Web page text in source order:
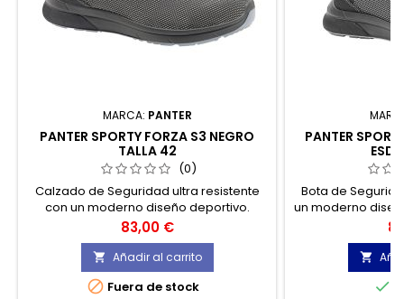
MARCA: PANTER
PANTER SPORTY FORZA S3 NEGRO
TALLA 42
(0)
Calzado de Seguridad ultra resistente
con un moderno diseño deportivo.
Incorpora la nueva tecnología
ARMOTEX® , resistencia 10 veces superior
a los actuales materiales, utilizados en
condiciones extremas. Fabricación
respetuosa con el medio ambiente.
Precio
83,00 €
 Añadir al carrito
 Fuera de stock
PANTER
ESD
Bota de
un moderno
la nueva
resistencia 10
actuales
condiciones
respetuosa

